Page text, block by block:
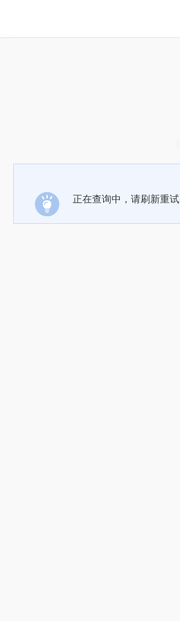
正在查询中，请刷新重试